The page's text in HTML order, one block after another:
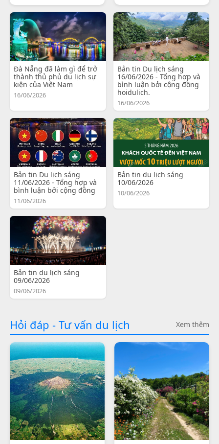
Đà Nẵng đã làm gì để trở
thành thủ phủ du lịch sự
kiện của Việt Nam
16/06/2026
Bản tin Du lịch sáng
16/06/2026 - Tổng hợp và
bình luận bởi cộng đồng
hoidulich.
16/06/2026
Bản tin Du lịch sáng
11/06/2026 - Tổng hợp và
bình luận bởi cộng đồng
11/06/2026
Bản tin du lịch sáng
10/06/2026
10/06/2026
Bản tin du lịch sáng
09/06/2026
09/06/2026
Hỏi đáp - Tư vấn du lịch Xem thêm